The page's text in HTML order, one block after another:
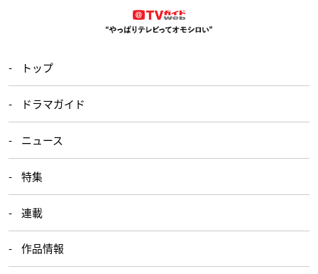
トップ
ドラマガイド
ニュース
特集
連載
作品情報